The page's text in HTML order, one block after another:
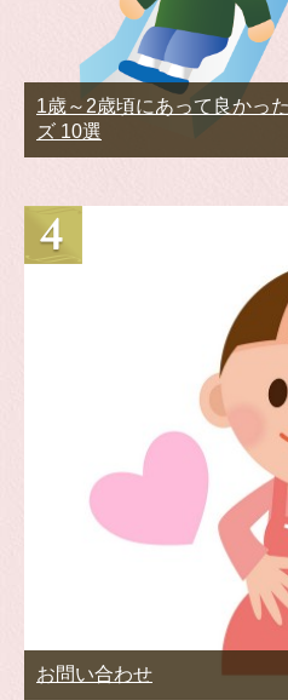
1歳～2歳頃にあって良かっ
ズ 10選
お問い合わせ